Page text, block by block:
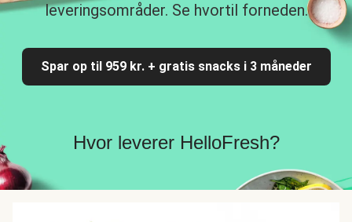
leveringsområder. Se hvortil forneden.
Spar op til 959 kr. + gratis snacks i 3 måneder
Hvor leverer HelloFresh?